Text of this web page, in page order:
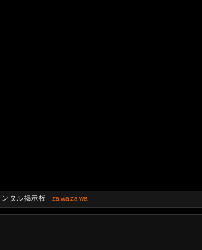
タル掲示板 zawazawa